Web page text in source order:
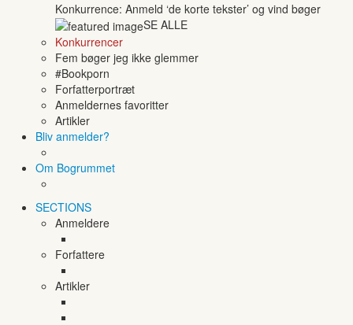
Konkurrence: Anmeld ‘de korte tekster’ og vind bøger
SE ALLE
Konkurrencer
Fem bøger jeg ikke glemmer
#Bookporn
Forfatterportræt
Anmeldernes favoritter
Artikler
Bliv anmelder?
Om Bogrummet
SECTIONS
Anmeldere
Forfattere
Artikler